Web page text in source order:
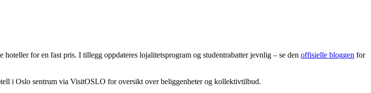
for en fast pris. I tillegg oppdateres lojalitetsprogram og studentrabatter jevnlig – se den offisielle bloggen for
i Oslo sentrum via VisitOSLO for oversikt over beliggenheter og kollektivtilbud.